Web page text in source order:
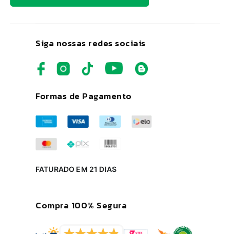
Siga nossas redes sociais
Formas de Pagamento
FATURADO EM 21 DIAS
Compra 100% Segura